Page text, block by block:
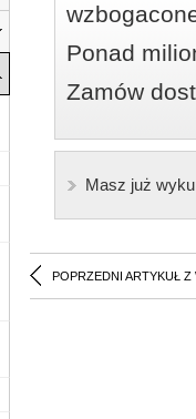
Ponad
Zamów
Masz już
POPRZEDNI ARTYKUŁ Z